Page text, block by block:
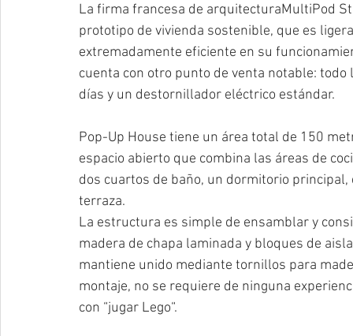
La firma francesa de arquitecturaMultiPod
prototipo de vivienda sostenible, que es
extremadamente eficiente en su
cuenta con otro punto de venta notable:
días y un destornillador eléctrico estándar.
Pop-Up House tiene un área total de 150
espacio abierto que combina las áreas de
dos cuartos de baño, un dormitorio
terraza.
La estructura es simple de ensamblar y
madera de chapa laminada y bloques de
mantiene unido mediante tornillos para
montaje, no se requiere de ninguna
con “jugar Lego“.